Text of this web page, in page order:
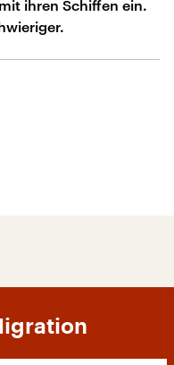
ihren Schiffen ein.